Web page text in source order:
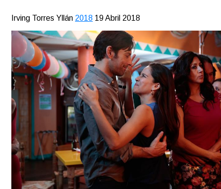
Irving Torres Yllán 2018 19 Abril 2018